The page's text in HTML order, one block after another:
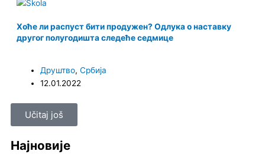
Хоће ли распуст бити продужен? Одлука о наставку
другог полугодишта следеће седмице
Друштво, Србија
12.01.2022
Učitaj još
Најновије